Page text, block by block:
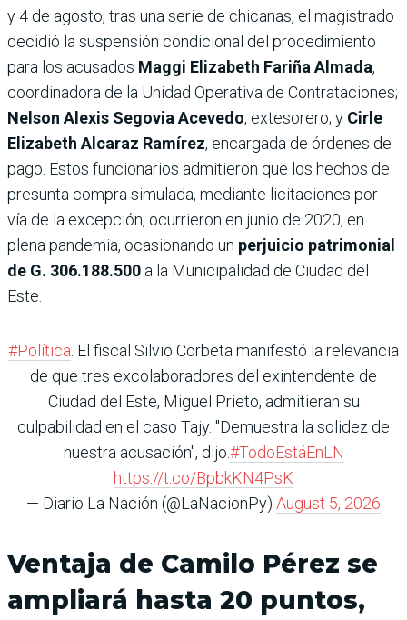
y 4 de agosto, tras una serie de chicanas, el magistrado
decidió la suspensión condicional del procedimiento
para los acusados Maggi Elizabeth Fariña Almada,
coordinadora de la Unidad Operativa de Contrataciones;
Nelson Alexis Segovia Acevedo, extesorero; y Cirle
Elizabeth Alcaraz Ramírez, encargada de órdenes de
pago. Estos funcionarios admitieron que los hechos de
presunta compra simulada, mediante licitaciones por
vía de la excepción, ocurrieron en junio de 2020, en
plena pandemia, ocasionando un perjuicio patrimonial
de G. 306.188.500 a la Municipalidad de Ciudad del
Este.
#Política. El fiscal Silvio Corbeta manifestó la relevancia
de que tres excolaboradores del exintendente de
Ciudad del Este, Miguel Prieto, admitieran su
culpabilidad en el caso Tajy. "Demuestra la solidez de
nuestra acusación", dijo.#TodoEstáEnLN
https://t.co/BpbkKN4PsK
— Diario La Nación (@LaNacionPy) August 5, 2026
Ventaja de Camilo Pérez se
ampliará hasta 20 puntos,